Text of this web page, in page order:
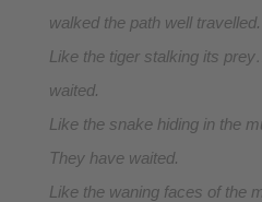
walked the path well travelled.
Like the tiger stalking its
waited.
Like the snake hiding in the
They have waited.
Like the waning faces of the